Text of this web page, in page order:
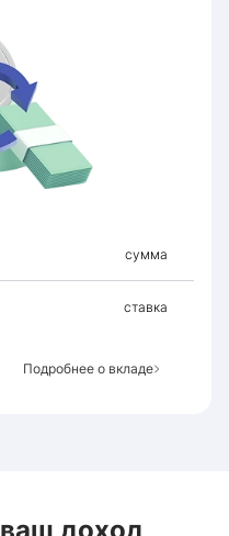
сумма
ставка
Подробнее о вкладе